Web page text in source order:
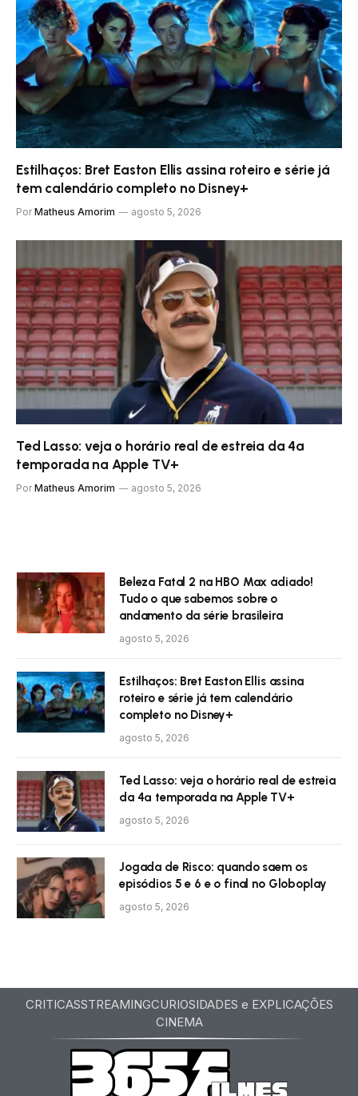
Estilhaços: Bret Easton Ellis assina roteiro e série já
tem calendário completo no Disney+
Por Matheus Amorim agosto 5, 2026
Ted Lasso: veja o horário real de estreia da 4ª
temporada na Apple TV+
Por Matheus Amorim agosto 5, 2026
Beleza Fatal 2 na HBO Max adiado!
Tudo o que sabemos sobre o
andamento da série brasileira
agosto 5, 2026
Estilhaços: Bret Easton Ellis assina
roteiro e série já tem calendário
completo no Disney+
agosto 5, 2026
Ted Lasso: veja o horário real de estreia
da 4ª temporada na Apple TV+
agosto 5, 2026
Jogada de Risco: quando saem os
episódios 5 e 6 e o final no Globoplay
agosto 5, 2026
CRITICASSTREAMINGCURIOSIDADES e EXPLICAÇÕES
CINEMA